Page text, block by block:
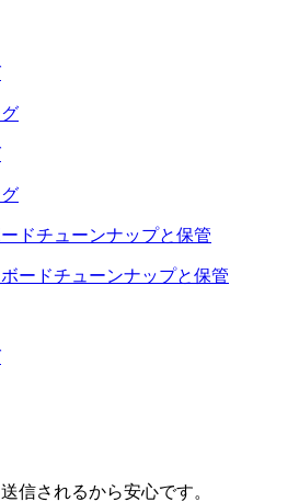
ドチューンナップと保管
信されるから安心です。